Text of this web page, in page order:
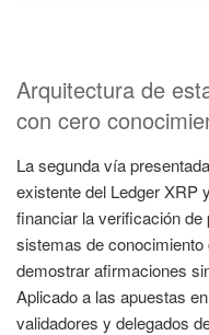
Arquitectura de
con cero
La segunda vía
existente del Ledger XRP
financiar la verificación
sistemas de
demostrar afirmaciones
Aplicado a las apuestas
validadores y delegados